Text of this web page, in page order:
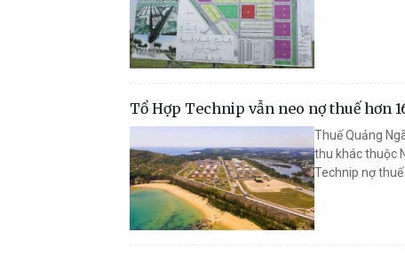
Tổ Hợp Technip vẫn neo nợ thuế hơn
Thuế Quảng
thu khác thuộc
Technip nợ